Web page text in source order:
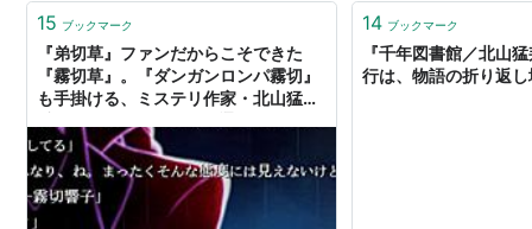
ズ」は、物理的なトリ…
15 ブックマーク
『弟切草』ファンだからこそできた
『霧切草』。『ダンガンロンパ霧切』
も手掛ける、ミステリ作家・北山猛邦
14 ブックマーク
『千年図書館／北山
行は、物語の折り返